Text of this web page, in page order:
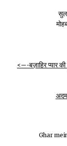
<—-बज़ाहिर प्यार की
Ghar